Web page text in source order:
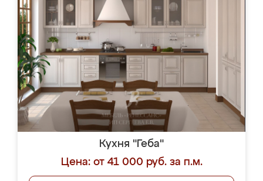
Кухня "Геба"
Цена: от 41 000 руб. за п.м.